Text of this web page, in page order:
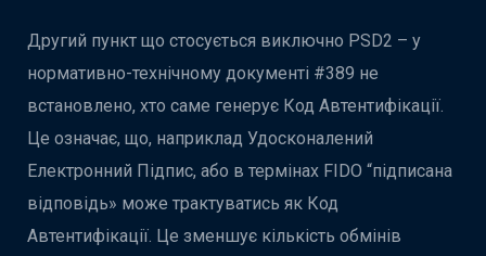
Другий пункт що стосується виключно PSD2 – у
нормативно-технічному документі #389 не
встановлено, хто саме генерує Код Автентифікації.
Це означає, що, наприклад Удосконалений
Електронний Підпис, або в термінах FIDO “підписана
відповідь» може трактуватись як Код
Автентифікації. Це зменшує кількість обмінів